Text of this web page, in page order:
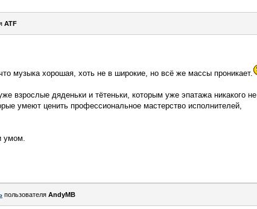
ATF
музыка хорошая, хоть не в широкие, но всё же массы проникает.
взрослые дяденьки и тётеньки, которым уже эпатажа никакого не
умеют ценить профессиональное мастерство исполнителей,
умом.
пользователя AndyMB